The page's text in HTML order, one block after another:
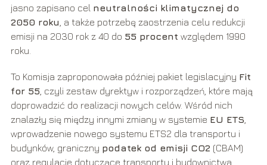
jasno zapisano cel neutralności klimatycznej do
2050 roku , a także potrzebę zaostrzenia celu redukcji
emisji na 2030 rok z 40 do 55 procent względem 1990
roku.
To Komisja zaproponowała później pakiet legislacyjny Fit
for 55, czyli zestaw dyrektyw i rozporządzeń, które mają
doprowadzić do realizacji nowych celów. Wśród nich
znalazły się między innymi zmiany w systemie EU ETS
wprowadzenie nowego systemu ETS2 dla transportu i
budynków, graniczny podatek od emisji CO2 (CBAM)
oraz regulacje dotyczące transportu i budownictwa.